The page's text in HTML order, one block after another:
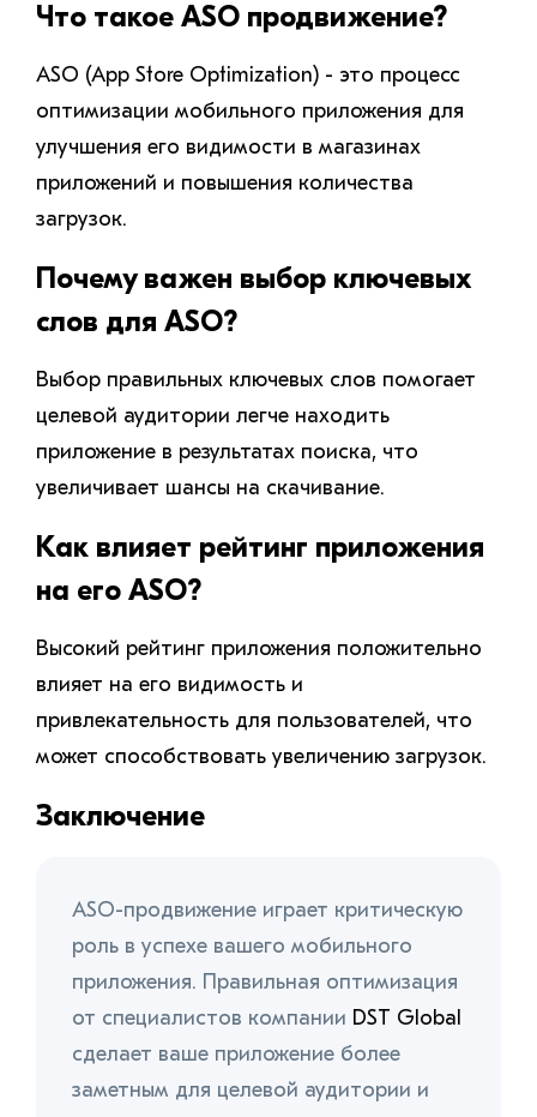
Что такое ASO продвижение?
ASO (App Store Optimization) - это процесс
оптимизации мобильного приложения для
улучшения его видимости в магазинах
приложений и повышения количества
загрузок.
Почему важен выбор ключевых
слов для ASO?
Выбор правильных ключевых слов помогает
целевой аудитории легче находить
приложение в результатах поиска, что
увеличивает шансы на скачивание.
Как влияет рейтинг приложения
на его ASO?
Высокий рейтинг приложения положительно
влияет на его видимость и
привлекательность для пользователей, что
может способствовать увеличению загрузок.
Заключение
ASO-продвижение играет критическую
роль в успехе вашего мобильного
приложения. Правильная оптимизация
от специалистов компании DST Global
сделает ваше приложение более
заметным для целевой аудитории и